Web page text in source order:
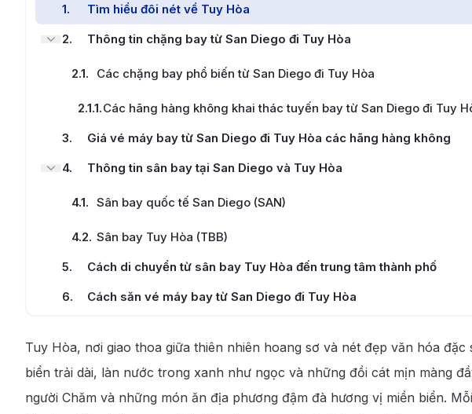
1.
Tìm hiểu đôi nét về Tuy Hòa
2. Thông tin chặng bay từ San Diego đi Tuy Hòa
2.1. Các chặng bay phổ biến từ San Diego đi Tuy Hòa
2.1.1.Các hãng hàng không khai thác tuyến bay từ San Diego đi Tuy
3.
Giá vé máy bay từ San Diego đi Tuy Hòa các hãng hàng không
4. Thông tin sân bay tại San Diego và Tuy Hòa
4.1. Sân bay quốc tế San Diego (SAN)
4.2. Sân bay Tuy Hòa (TBB)
5.
Cách di chuyển từ sân bay Tuy Hòa đến trung tâm thành phố
6.
Cách săn vé máy bay từ San Diego đi Tuy Hòa
7.2. Thưởng thức các món ăn đặc sản tại Tuy Hòa
Tuy Hòa, nơi giao thoa giữa thiên nhiên hoang sơ và nét đẹp văn hóa
biển trải dài, làn nước trong xanh như ngọc và những đồi cát mịn màng
người Chăm và những món ăn địa phương đậm đà hương vị miền biển.